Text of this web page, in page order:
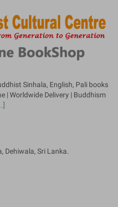
Sinhala, English, Pali books
| Worldwide Delivery | Buddhism
Dehiwala, Sri Lanka.